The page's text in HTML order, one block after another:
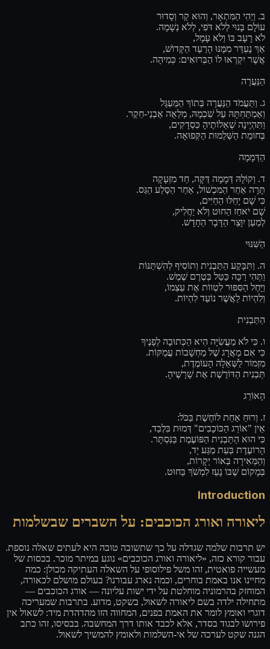
ב. וַיְהִי הַמִּתְאָר, וְהוּא קַר וְסָדוּר
עוֹלָם בָּנוּי לְלֹא דֹּפִי, לְלֹא נְשָׁמָה.
לֹא רָעָב בּוֹ וְלֹא עָמָל,
אַךְ נֶעְדַּר מִמֶּנּוּ הָרַעַד הַקָּדוֹשׁ,
אֲשֶׁר יִקְרְאוּ לוֹ הַבְּרוּאִים: כְּמִיהָה.
הַנַּעֲרָה
ג. וַתַּעֲמֹד הַנַּעֲרָה בְּתוֹךְ הַמַּעְגָּל
וְאַמְתַּחְתָּהּ עַל שִׁכְמָהּ, מְלֵאֻה אַבְנֵי-חֵקֶר.
וַתִּהְיֶינָה שְׁאֵלוֹתֶיהָ כִּסְדָקִים,
בְּחומַת הַשְּׁלֵמוּת הַקְּפוּאָה.
הַדְּמָמָה
ד. וְקוֹלָהּ דְּמָמָה דַּקָּה, חַד מִזְּעָקָה
תָּרָה אַחַר הַמִּכְשׁוֹל, אַחַר הַסֶּלַע הַגַּס.
כִּי שָׁם יָחֵלּוּ הַחַיִּים,
שָׁם יֹאחַז הַחוּט וְלֹא יַחֲלִיק,
לְמַעַן יִוָּצֵר הַדָּבָר הַחָדָשׁ.
הַשִּׁנּוּי
ה. וַתִּבָּקַע הַתַּבְנִית וְתוֹסִיף לְהִשְׁתַּנּוֹת
וַתְּהִי רַכָּה כַּטַּל בְּטֶרֶם שֶׁמֶשׁ.
וַיָּחֶל הַסִּפּוּר לִטְווֹת אֶת עַצְמוֹ,
וְלִהְיוֹת לַאֲשֶׁר נוֹעַד לִהְיוֹת.
הַתַּבְנִית
ו. כִּי לֹא מַעֲשִׂיָּה הִיא הַכְּתוּבָה לְפָנֶיךָ
כִּי אִם מַאֲרָג שֶׁל מַחְשָׁבוֹת עֲמֻקּוֹת.
מִזְמוֹר לַשְּׁאֵלָה הָעוֹמֶדֶת,
תַּבְנִית הַדּוֹרֶשֶׁת אֶת שָׁרָשֶׁיהָ.
הָאוֹרֵג
ז. וְרוּחַ אַחַת לוֹחֶשֶׁת בַּכֹּל:
אֵין "אוֹרֵג הַכּוֹכָבִים" דְּמוּת בִּלְבַד,
כִּי הוּא הַתַּבְנִית הַפּוֹעֶמֶת בַּנִּסְתָּר.
הָרוֹעֶדֶת בְּעֵת מַגַּע יָד,
וְהַמְּאִירָה בְּאוֹר יְקָרוֹת,
בְּמָקוֹם שֶׁבּוֹ נָעֵז לִמְשֹׁךְ בַּחוּט.
Introduction
ליאורה ואורג הכוכבים: על השברים שבשלמות
יש תרבות שלמה שגדלה על כך שתשובה טובה היא לעתים שאלה נוספת.
עבור קורא כזה, «ליאורה ואורג הכוכבים» נוגע במיתר מוכר. בכסות של
מעשייה פואטית, זהו משל פילוסופי על השאלה העתיקה מכולן: כמה
מחיינו אנו באמת בוחרים, וכמה נארג עבורנו? בעולם מושלם לכאורה,
המוחזק בהרמוניה מוחלטת על ידי ישות עליונה — אורג הכוכבים —
מתחילה ילדה בשם ליאורה לשאול, בשקט, מדוע. בתרבות שמעריכה
דוגרי ואומץ לומר את האמת בפנים, המחווה הזו מהדהדת מיד: לשאול אין
פירושו לבגוד בסדר, אלא לכבד אותו דרך המחשבה. בבסיסו, זהו כתב
הגנה שקט לערכה של אי-השלמות ולאומץ להמשיך לשאול.